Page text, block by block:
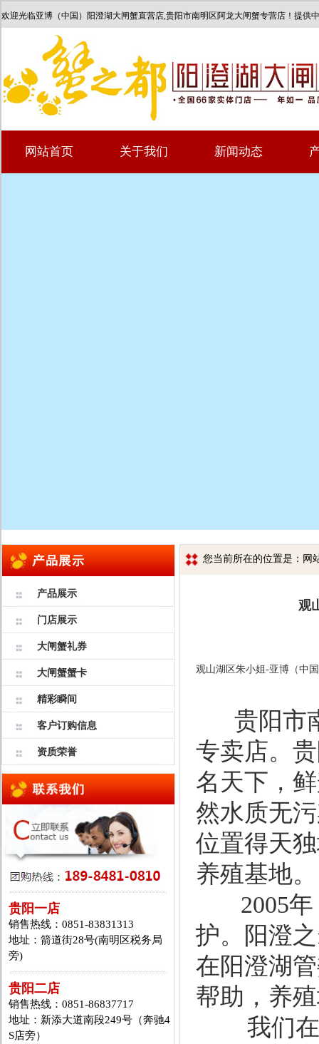
欢迎光临亚博（中国）阳澄湖大闸蟹直营店,贵阳市南明区阿龙大闸蟹专营店！提供
网站首页 关于我们 新闻动态
产品展示
门店展示
大闸蟹礼券
大闸蟹蟹卡
精彩瞬间
客户订购信息
资质荣誉
贵阳一店
销售热线：0851-83831313
地址：箭道街28号(南明区税务局
旁)
贵阳二店
销售热线：0851-86837717
地址：新添大道南段249号（奔驰4
S店旁）
您当前所在的位置是：网
观
观山湖区朱小姐-亚博（中
贵阳市南
专卖店。
名天下，
然水质无
位置得天
养殖基地。
2005年
护。阳澄
在阳澄湖
帮助，养
我们在